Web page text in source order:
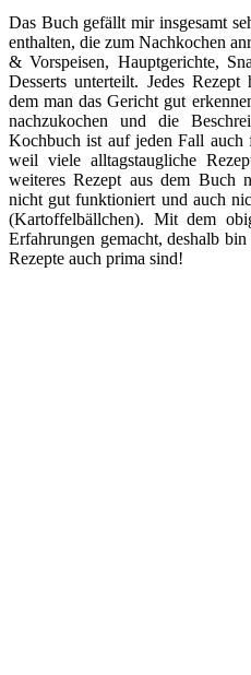
Das Buch gefällt mir insgesamt
enthalten, die zum Nachkochen
& Vorspeisen, Hauptgerichte,
Desserts unterteilt. Jedes
dem man das Gericht gut
nachzukochen und die
Kochbuch ist auf jeden Fall
weil viele alltagstaugliche
weiteres Rezept aus dem Buch
nicht gut funktioniert und auch
(Kartoffelbällchen). Mit dem
Erfahrungen gemacht, deshalb
Rezepte auch prima sind!